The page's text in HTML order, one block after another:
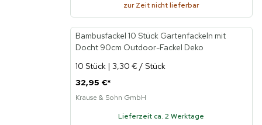
zur Zeit nicht lieferbar
Bambusfackel 10 Stück Gartenfackeln mit
Docht 90cm Outdoor-Fackel Deko
10 Stück | 3,30 € / Stück
32,95 €*
Krause & Sohn GmbH
Lieferzeit ca. 2 Werktage